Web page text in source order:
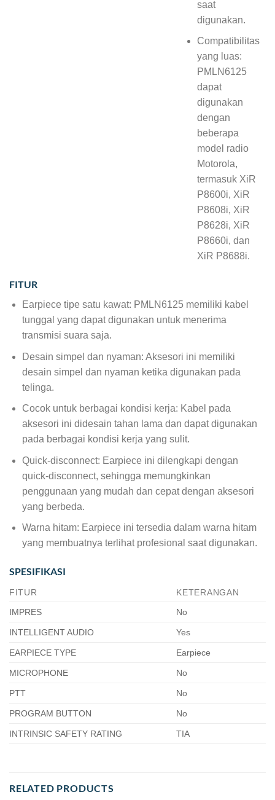
saat
digunakan.
Compatibilitas
yang luas:
PMLN6125
dapat
digunakan
dengan
beberapa
model radio
Motorola,
termasuk XiR
P8600i, XiR
P8608i, XiR
P8628i, XiR
P8660i, dan
XiR P8688i.
FITUR
Earpiece tipe satu kawat: PMLN6125 memiliki kabel
tunggal yang dapat digunakan untuk menerima
transmisi suara saja.
Desain simpel dan nyaman: Aksesori ini memiliki
desain simpel dan nyaman ketika digunakan pada
telinga.
Cocok untuk berbagai kondisi kerja: Kabel pada
aksesori ini didesain tahan lama dan dapat digunakan
pada berbagai kondisi kerja yang sulit.
Quick-disconnect: Earpiece ini dilengkapi dengan
quick-disconnect, sehingga memungkinkan
penggunaan yang mudah dan cepat dengan aksesori
yang berbeda.
Warna hitam: Earpiece ini tersedia dalam warna hitam
yang membuatnya terlihat profesional saat digunakan.
SPESIFIKASI
FITUR
KETERANGAN
IMPRES
No
INTELLIGENT AUDIO Yes
EARPIECE TYPE Earpiece
MICROPHONE No
PTT No
PROGRAM BUTTON No
INTRINSIC SAFETY RATING TIA
RELATED PRODUCTS